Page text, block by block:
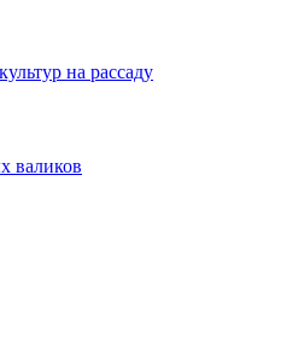
на рассаду
валиков